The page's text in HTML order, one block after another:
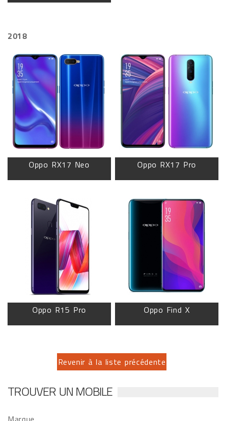
2018
Oppo RX17 Neo Oppo RX17 Pro
Oppo R15 Pro Oppo Find X
Revenir à la liste précédente
TROUVER UN MOBILE